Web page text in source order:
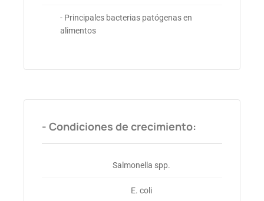
- Principales bacterias patógenas en
alimentos
- Condiciones de crecimiento:
Salmonella spp.
E. coli